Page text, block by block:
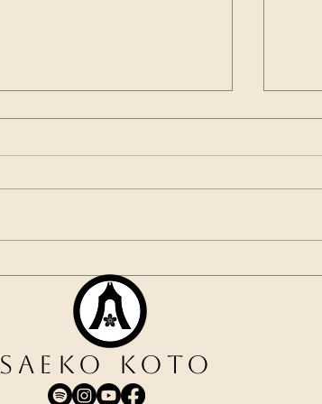
40Year's Anniversary Event
Saeko Koto